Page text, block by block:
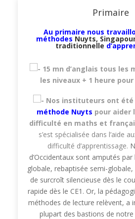
Primaire
Au primaire nous
méthodes Nuyts,
traditionnelle
15 mn d’anglais tous les
les niveaux + 1 heure pour
Nos instituteurs ont été
méthode Nuyts pour aider
difficulté en maths et
s’est spécialisée dans l’aide
difficulté d’apprentissage.
d’Occidentaux sont amputés
globale, rebaptisée semi-
de surcroît silencieuse dès le
rapide dès le CE1. Or, la
méthodes de lecture relèvent, a
plupart des bastions de